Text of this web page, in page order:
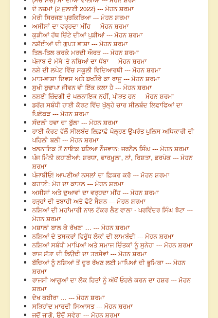
ਦੋ ਨਜ਼ਮਾਂ (2 ਜੁਲਾਈ 2022) --- ਮੋਹਨ ਸ਼ਰਮਾ
ਮੇਰੀ ਸਿਰਜਣ ਪ੍ਰਕਿਰਿਆ --- ਮੋਹਨ ਸ਼ਰਮਾ
ਅਸੀਸਾਂ ਦਾ ਵਰ੍ਹਦਾ ਮੀਂਹ --- ਮੋਹਨ ਸ਼ਰਮਾ
ਕੁੜੀਆਂ ਹੱਥ ਚਿੱਟੇ ਦੀਆਂ ਪੁੜੀਆਂ --- ਮੋਹਨ ਸ਼ਰਮਾ
ਨਸ਼ੱਈਆਂ ਦੀ ਗੁਪਤ ਭਾਸ਼ਾ --- ਮੋਹਨ ਸ਼ਰਮਾ
ਤਿਲ-ਤਿਲ ਕਰਕੇ ਮਰਦੀ ਔਰਤ --- ਮੋਹਨ ਸ਼ਰਮਾ
ਪੰਜਾਬ ਦੇ ਮੱਥੇ ’ਤੇ ਨਸ਼ਿਆਂ ਦਾ ਧੱਬਾ --- ਮੋਹਨ ਸ਼ਰਮਾ
ਨਸ਼ੇ ਦੀ ਲਪੇਟ ਵਿੱਚ ਸਕੂਲੀ ਵਿਦਿਆਰਥੀ --- ਮੋਹਨ ਸ਼ਰਮਾ
ਮਾਤ-ਭਾਸ਼ਾ ਦਿਵਸ ਅਤੇ ਬਖਤੌਰੇ ਕਾ ਰਾਜੂ --- ਮੋਹਨ ਸ਼ਰਮਾ
ਸੁਖੀ ਬੁਢਾਪਾ ਜੀਵਨ ਵੀ ਇੱਕ ਕਲਾ ਹੈ --- ਮੋਹਨ ਸ਼ਰਮਾ
ਨਸ਼ਈ ਜ਼ਿੰਦਗੀ ਦੇ ਖਲਨਾਇਕ ਨਹੀਂ, ਪੀੜਤ ਹਨ --- ਮੋਹਨ ਸ਼ਰਮਾ
ਡਰੱਗ ਸਬੰਧੀ ਹਾਈ ਕੋਰਟ ਵਿੱਚ ਖੁੱਲ੍ਹੇ ਚਾਰ ਸੀਲਬੰਦ ਲਿਫਾਫਿਆਂ ਦਾ
ਪਿਛੋਕੜ --- ਮੋਹਨ ਸ਼ਰਮਾ
ਸੰਦਲੀ ਹਵਾ ਦਾ ਬੁੱਲਾ --- ਮੋਹਨ ਸ਼ਰਮਾ
ਹਾਈ ਕੋਰਟ ਵੱਲੋਂ ਸੀਲਬੰਦ ਲਿਫ਼ਾਫ਼ੇ ਖੋਲ੍ਹਣ ਉਪਰੰਤ ਪੁਲਿਸ ਅਧਿਕਾਰੀ ਦੀ
ਪਹਿਲੀ ਬਲੀ --- ਮੋਹਨ ਸ਼ਰਮਾ
ਖਲਨਾਇਕ ਤੋਂ ਨਾਇਕ ਬਣਿਆ ਨੌਜਵਾਨ: ਜਰਨੈਲ ਸਿੰਘ --- ਮੋਹਨ ਸ਼ਰਮਾ
ਪੰਜ ਮਿੰਨੀ ਕਹਾਣੀਆਂ: ਸ਼ਰਧਾ, ਫਾਰਮੂਲਾ, ਨਾਂ, ਰਿਸ਼ਤਾ, ਡਰਪੋਕ --- ਮੋਹਨ
ਸ਼ਰਮਾ
ਪੰਜਾਬੀਓ! ਆਪਣੀਆਂ ਨਸਲਾਂ ਦਾ ਫ਼ਿਕਰ ਕਰੋ --- ਮੋਹਨ ਸ਼ਰਮਾ
ਕਹਾਣੀ: ਮੋਹ ਦਾ ਕਾਤਲ --- ਮੋਹਨ ਸ਼ਰਮਾ
ਅਸੀਸਾਂ ਅਤੇ ਦੁਆਵਾਂ ਦਾ ਵਰ੍ਹਦਾ ਮੀਂਹ --- ਮੋਹਨ ਸ਼ਰਮਾ
ਹੜ੍ਹਾਂ ਦੀ ਤਬਾਹੀ ਅਤੇ ਫੋਟੋ ਸੈਸ਼ਨ --- ਮੋਹਨ ਸ਼ਰਮਾ
ਨਸ਼ਿਆਂ ਦੀ ਮਹਾਂਮਾਰੀ ਨਾਲ ਟੱਕਰ ਲੈਣ ਵਾਲਾ - ਪਰਵਿੰਦਰ ਸਿੰਘ ਝੋਟਾ ---
ਮੋਹਨ ਸ਼ਰਮਾ
ਮਸ਼ਾਲਾਂ ਬਾਲ ਕੇ ਰੱਖਣਾ … --- ਮੋਹਨ ਸ਼ਰਮਾ
ਨਸ਼ਿਆਂ ਦੇ ਤਸਕਰਾਂ ਵਿਰੁੱਧ ਲੋਕਾਂ ਦੀ ਲਾਮਬੰਦੀ --- ਮੋਹਨ ਸ਼ਰਮਾ
ਨਸ਼ਿਆਂ ਸਬੰਧੀ ਮਾਪਿਆਂ ਅਤੇ ਸਮਾਜ ਚਿੰਤਕਾਂ ਨੂੰ ਸੁਨੇਹਾ --- ਮੋਹਨ ਸ਼ਰਮਾ
ਰਾਜ ਸੱਤਾ ਦੀ ਡਿਉਢੀ ਦਾ ਤਰਸੇਵਾਂ --- ਮੋਹਨ ਸ਼ਰਮਾ
ਬੱਚਿਆਂ ਨੂੰ ਨਸ਼ਿਆਂ ਤੋਂ ਦੂਰ ਰੱਖਣ ਲਈ ਮਾਪਿਆਂ ਦੀ ਭੂਮਿਕਾ --- ਮੋਹਨ
ਸ਼ਰਮਾ
ਰਾਜਸੀ ਆਗੂਆਂ ਦਾ ਲੋਕ ਹਿਤਾਂ ਨੂੰ ਅੱਖੋਂ ਓਹਲੇ ਕਰਨ ਦਾ ਹਸ਼ਰ --- ਮੋਹਨ
ਸ਼ਰਮਾ
ਦੇਖ ਕਬੀਰਾ … --- ਮੋਹਨ ਸ਼ਰਮਾ
ਸੜਿਹਾਂਦ ਮਾਰਦੀ ਸਿਆਸਤ --- ਮੋਹਨ ਸ਼ਰਮਾ
ਜਦੋਂ ਜਾਗੋ, ਉਦੋਂ ਸਵੇਰਾ --- ਮੋਹਨ ਸ਼ਰਮਾ